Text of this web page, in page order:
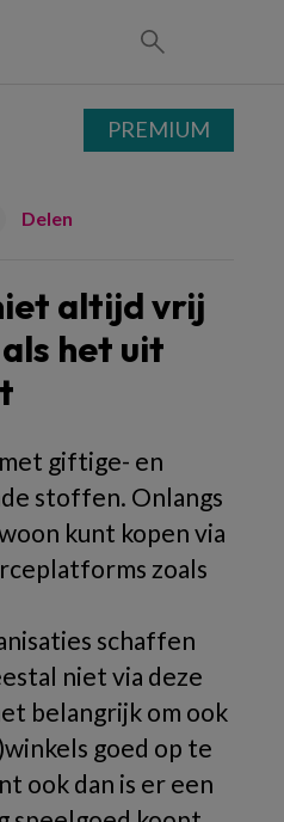
Delen
altijd vrij
het uit
giftige- en
stoffen. Onlangs
kunt kopen via
zoals
schaffen
niet via deze
belangrijk om ook
goed op te
ook dan is er een
PREMIUM